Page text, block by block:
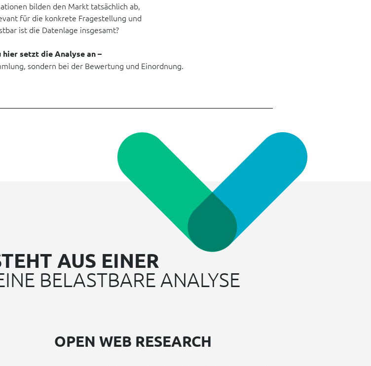
bilden den Markt tatsächlich ab,
für die konkrete Fragestellung und
ist die Datenlage insgesamt?
hier setzt die Analyse an –
sondern bei der Bewertung und Einordnung.
AUS EINER
BELASTBARE ANALYSE
OPEN WEB RESEARCH